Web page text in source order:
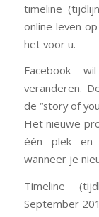
timeline
online leven
het voor u.
Facebook
veranderen.
de “story of
Het nieuwe
één plek en
wanneer je
Timeline
September